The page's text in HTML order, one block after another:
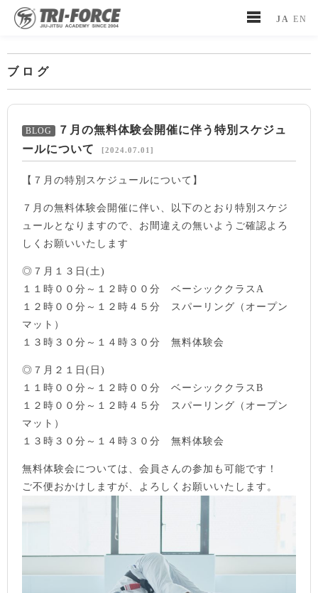
ブログ
７月の無料体験会開催に伴う特別スケジュ
ールについて
[2024.07.01]
【７月の特別スケジュールについて】
７月の無料体験会開催に伴い、以下のとおり特別スケジ
ュールとなりますので、お間違えの無いようご確認よろ
しくお願いいたします
◎７月１３日(土)
１１時００分～１２時００分 ベーシッククラスA
１２時００分～１２時４５分 スパーリング（オープン
マット）
１３時３０分～１４時３０分 無料体験会
◎７月２１日(日)
１１時００分～１２時００分 ベーシッククラスB
１２時００分～１２時４５分 スパーリング（オープン
マット）
１３時３０分～１４時３０分 無料体験会
無料体験会については、会員さんの参加も可能です！
ご不便おかけしますが、よろしくお願いいたします。
JA EN